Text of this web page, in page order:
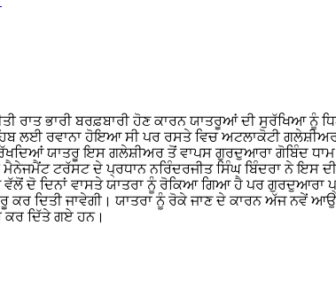
ਰਾਤ ਭਾਰੀ ਬਰਫ਼ਬਾਰੀ ਹੋਣ ਕਾਰਨ ਯਾਤਰੂਆਂ ਦੀ ਸੁਰੱਖਿਆ
ਲਈ ਰਵਾਨਾ ਹੋਇਆ ਸੀ ਪਰ ਰਸਤੇ ਵਿਚ ਅਟਲਾਕੋਟੀ ਗਲੇਸ਼ੀਅਰ
ਯਾਤਰੂ ਇਸ ਗਲੇਸ਼ੀਅਰ ਤੋਂ ਵਾਪਸ ਗੁਰਦੁਆਰਾ ਗੋਬਿੰਦ
ਮੈਨੇਜਮੈਂਟ ਟਰੱਸਟ ਦੇ ਪ੍ਰਧਾਨ ਨਰਿੰਦਰਜੀਤ ਸਿੰਘ ਬਿੰਦਰਾ ਨੇ
ਦੋ ਦਿਨਾਂ ਵਾਸਤੇ ਯਾਤਰਾ ਨੂੰ ਰੋਕਿਆ ਗਿਆ ਹੈ ਪਰ ਗੁਰਦੁਆਰਾ
ਕਰ ਦਿਤੀ ਜਾਵੇਗੀ। ਯਾਤਰਾ ਨੂੰ ਰੋਕੇ ਜਾਣ ਦੇ ਕਾਰਨ ਅੱਜ ਨਵੇਂ
ਦਿੱਤੇ ਗਏ ਹਨ।